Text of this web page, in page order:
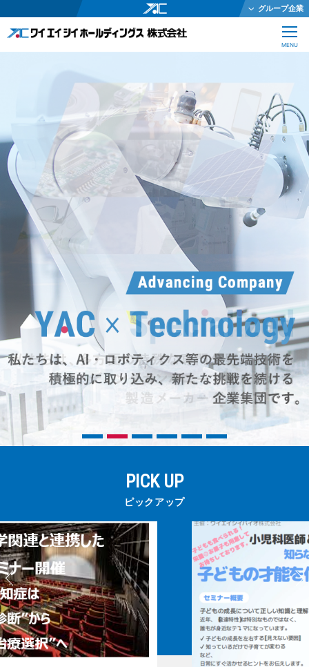
CLOSE
MENU
PICK UP
ピックアップ
グループ企業
ワイエイシイホールディングス株式会社
ワイエイシイメカトロニクス株式会社
株式会社ワイエイシイダステック
ワイエイシイビーム株式会社
ワイエイシイエレックス株式会社
ワイエイシイバイオ株式会社
YAC Systems Singapore Pte Ltd
大倉電気株式会社
株式会社ワイエイシイデンコー
ワイエイシイマシナリー株式会社
JEインターナショナル株式会社
株式会社テクノオプティス
三和電気計器株式会社